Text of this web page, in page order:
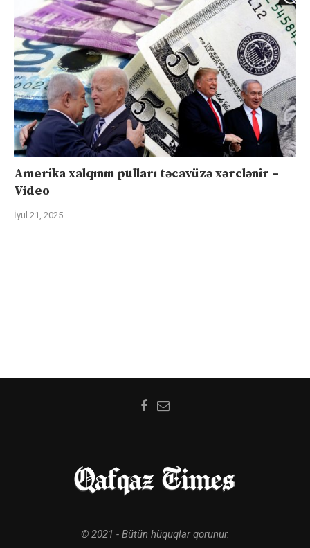
Amerika xalqının pulları təcavüzə xərclənir –
Video
İyul 21, 2025
© 2021 - Bütün hüquqlar qorunur.